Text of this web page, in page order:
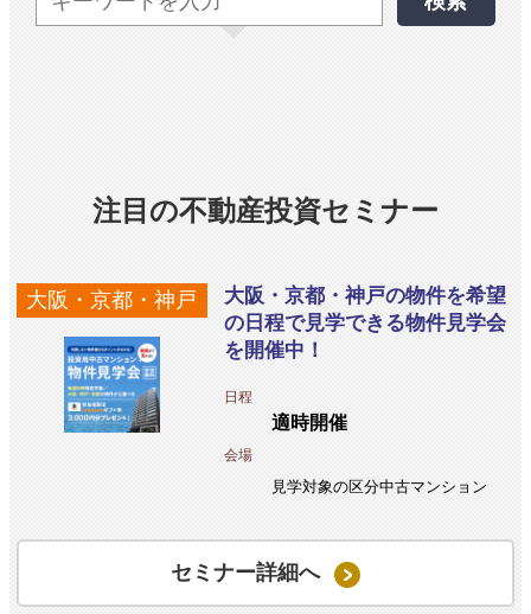
注目の不動産投資セミナー
大阪・京都・神戸
大阪・京都・神戸の物件を希望
の日程で見学できる物件見学会
を開催中！
日程
適時開催
会場
見学対象の区分中古マンション
セミナー詳細へ